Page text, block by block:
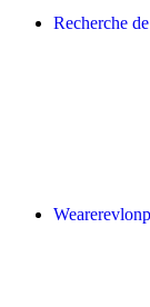
Recherche